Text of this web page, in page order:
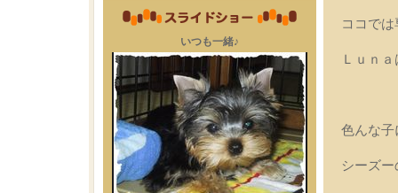
いつも一緒♪
ココで
Ｌｕｎ
色んな
シーズ